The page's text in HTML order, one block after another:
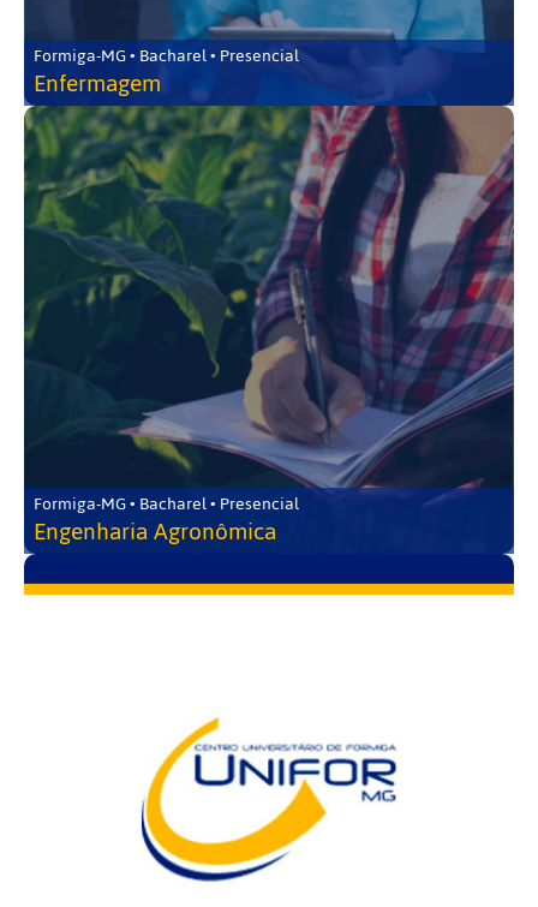
Formiga-MG • Bacharel • Presencial
Enfermagem
Formiga-MG • Bacharel • Presencial
Engenharia Agronômica